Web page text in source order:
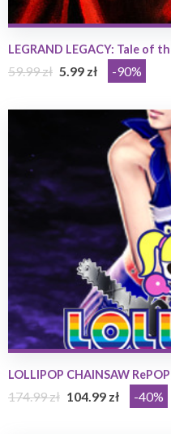
LEGRAND LEGACY: Tale of
59.99 zł 5.99 zł -90%
LOLLIPOP CHAINSAW RePOP
174.99 zł 104.99 zł -40%